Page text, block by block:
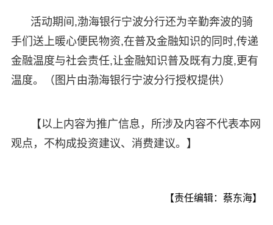
活动期间,渤海银行宁波分行还为辛勤奔波的骑
手们送上暖心便民物资,在普及金融知识的同时,传递
金融温度与社会责任,让金融知识普及既有力度,更有
温度。（图片由渤海银行宁波分行授权提供）
【以上内容为推广信息，所涉及内容不代表本网
观点，不构成投资建议、消费建议。】
【责任编辑：蔡东海】